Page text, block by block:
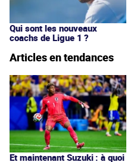
Qui sont les nouveaux
coachs de Ligue 1 ?
Articles en tendances
Et maintenant Suzuki : à quoi